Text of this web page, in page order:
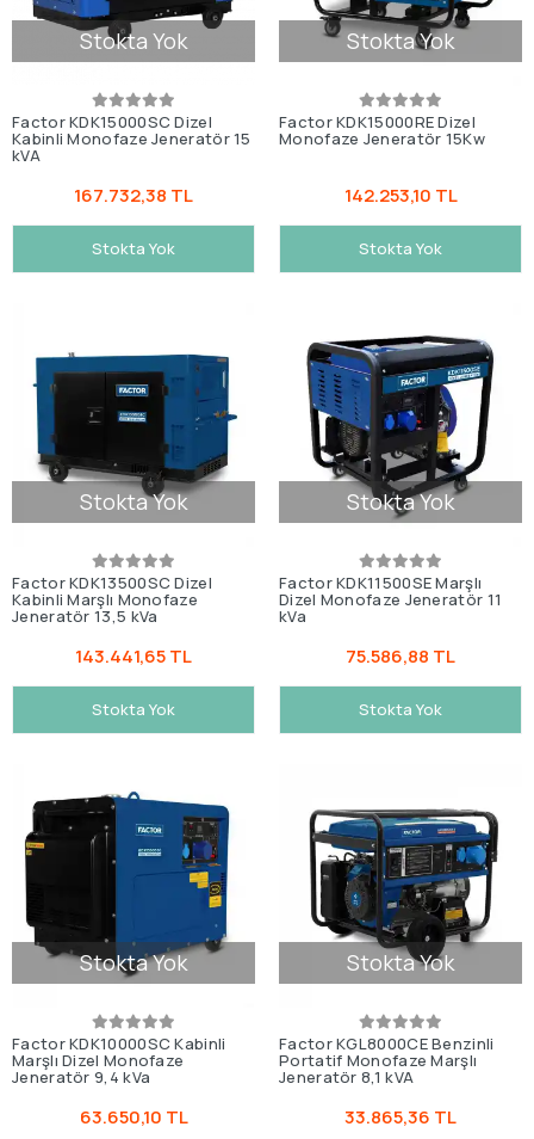
Stokta Yok
Factor KDK15000SC Dizel
Kabinli Monofaze Jeneratör 15
kVA
167.732,38 TL
Stokta Yok
Stokta Yok
Factor KDK15000RE Dizel
Monofaze Jeneratör 15Kw
142.253,10 TL
Stokta Yok
Stokta Yok
Factor KDK13500SC Dizel
Kabinli Marşlı Monofaze
Jeneratör 13,5 kVa
143.441,65 TL
Stokta Yok
Stokta Yok
Factor KDK11500SE Marşlı
Dizel Monofaze Jeneratör 11
kVa
75.586,88 TL
Stokta Yok
Stokta Yok
Factor KDK10000SC Kabinli
Marşlı Dizel Monofaze
Jeneratör 9,4 kVa
63.650,10 TL
Stokta Yok
Factor KGL8000CE Benzinli
Portatif Monofaze Marşlı
Jeneratör 8,1 kVA
33.865,36 TL